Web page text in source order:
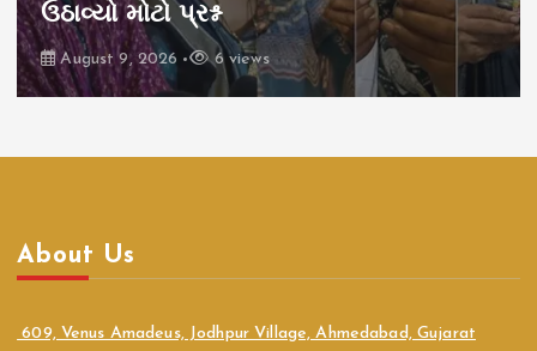
ઉઠાવ્યો મોટો પ્રશ્ન
August 9, 2026 6 views
About Us
609, Venus Amadeus, Jodhpur Village, Ahmedabad, Gujarat